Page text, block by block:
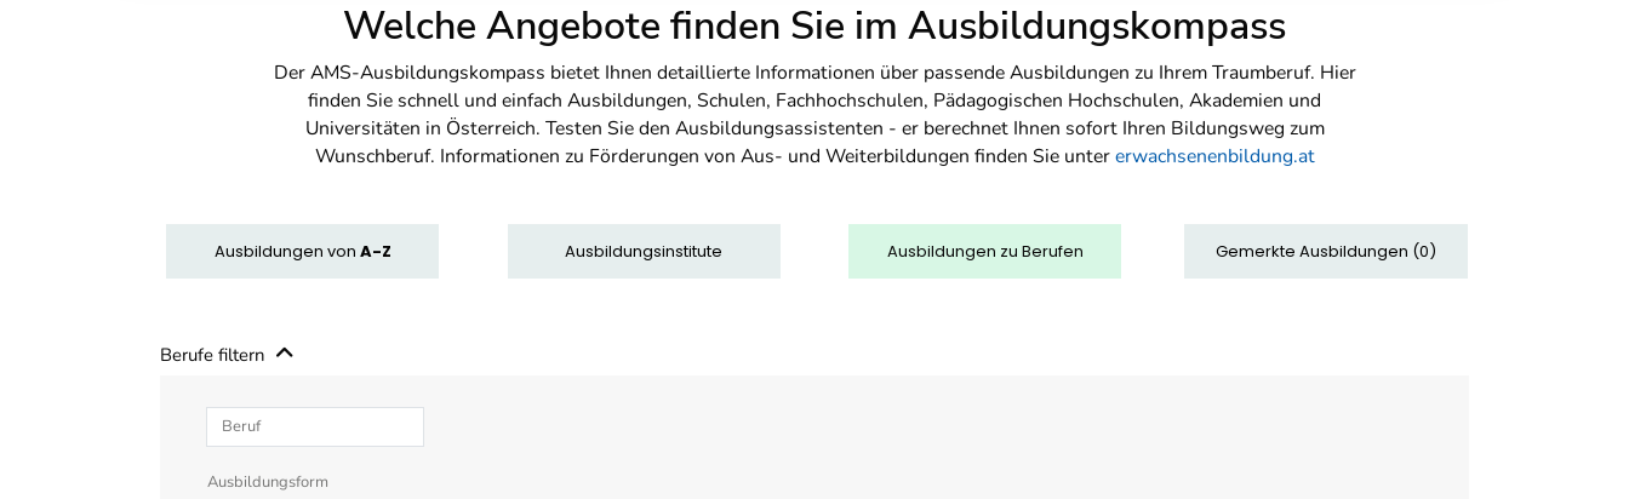
Welche Angebote finden Sie im Ausbildungskompass
Der AMS-Ausbildungskompass bietet Ihnen detaillierte Informationen über passende Ausbildungen zu Ihrem Traumberuf. Hier
finden Sie schnell und einfach Ausbildungen, Schulen, Fachhochschulen, Pädagogischen Hochschulen, Akademien und
Universitäten in Österreich. Testen Sie den Ausbildungsassistenten - er berechnet Ihnen sofort Ihren Bildungsweg zum
Wunschberuf. Informationen zu Förderungen von Aus- und Weiterbildungen finden Sie untererwachsenenbildung.at
Ausbildungen von A-Z Ausbildungsinstitute Ausbildungen zu Berufen Gemerkte Ausbildungen (0)
Berufe filtern
Beruf
Ausbildungsform